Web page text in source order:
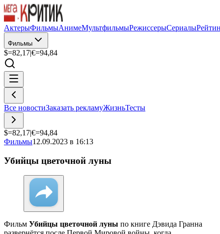
АктерыФильмыАнимеМультфильмыРежиссерыСериалы
Фильмы
$=82,17|€=94,84
Все новостиЗаказать рекламуЖизньТесты
$=82,17|€=94,84
Фильмы12.09.2023 в 16:13
Убийцы цветочной луны
Фильм Убийцы цветочной луны по книге Дэвида Гранна